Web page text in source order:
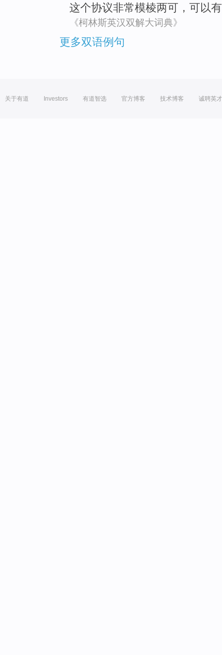
这个协议非常模棱两可 ，可以
《柯林斯英汉双解大词典》
更多双语例句
关于有道 Investors 有道智选 官方博客 技术博客 诚聘英才